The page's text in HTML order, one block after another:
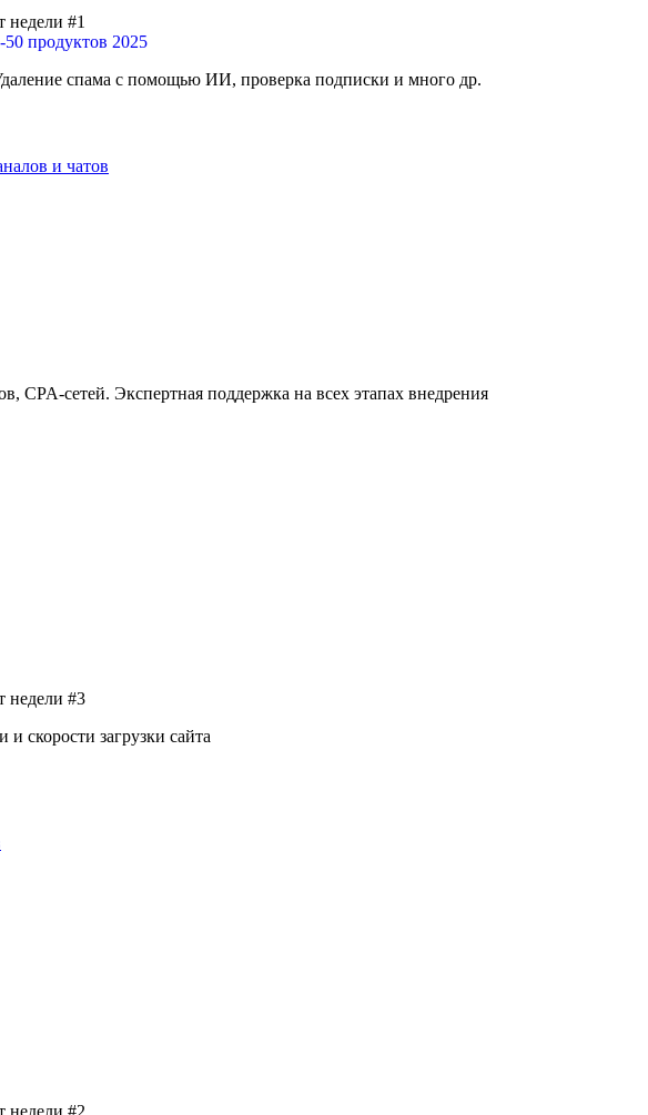
недели #1
50 продуктов 2025
спама с помощью ИИ, проверка подписки и много др.
и чатов
CPA-сетей. Экспертная поддержка на всех этапах внедрения
недели #3
скорости загрузки сайта
недели #2